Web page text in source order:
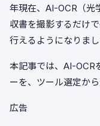
年現在、AI-OCR（光
収書を撮影するだけ
行えるようになりまし
本記事では、AI-OCR
ーを、ツール選定か
広告